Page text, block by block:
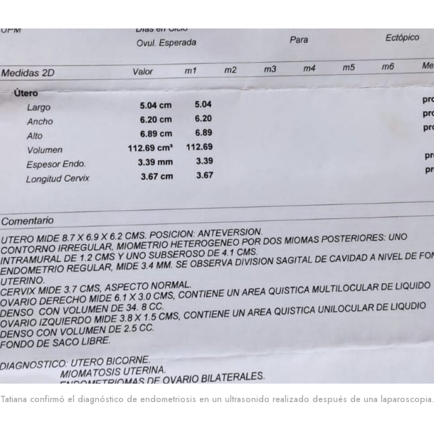
Tatiana confirmó el diagnóstico de endometriosis en un ultrasonido realizado después de una laparoscopia.